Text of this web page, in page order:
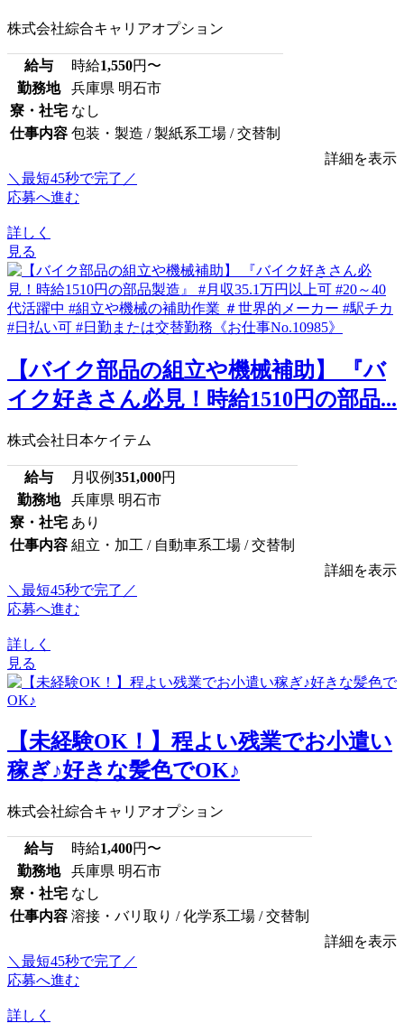
株式会社綜合キャリアオプション
給与 時給1,550円〜
勤務地
兵庫県 明石市
寮・社宅 なし
仕事内容 包装・製造 / 製紙系工場 / 交替制
詳細を表示
＼最短45秒で完了／
応募へ進む
詳しく
見る
【バイク部品の組立や機械補助】 『バ
イク好きさん必見！時給1510円の部品...
株式会社日本ケイテム
給与 月収例351,000円
勤務地
兵庫県 明石市
寮・社宅 あり
仕事内容 組立・加工 / 自動車系工場 / 交替制
詳細を表示
＼最短45秒で完了／
応募へ進む
詳しく
見る
【未経験OK！】程よい残業でお小遣い
稼ぎ♪好きな髪色でOK♪
株式会社綜合キャリアオプション
給与 時給1,400円〜
勤務地
兵庫県 明石市
寮・社宅 なし
仕事内容 溶接・バリ取り / 化学系工場 / 交替制
詳細を表示
＼最短45秒で完了／
応募へ進む
詳しく